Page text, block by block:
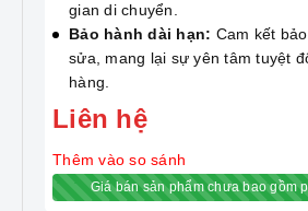
gian di chuyển.
Bảo hành dài hạn: Cam kết
sửa, mang lại sự yên tâm tuyệt
hàng.
Liên hệ
Thêm vào so sánh
Giá bán sản phẩm chưa bao gồm